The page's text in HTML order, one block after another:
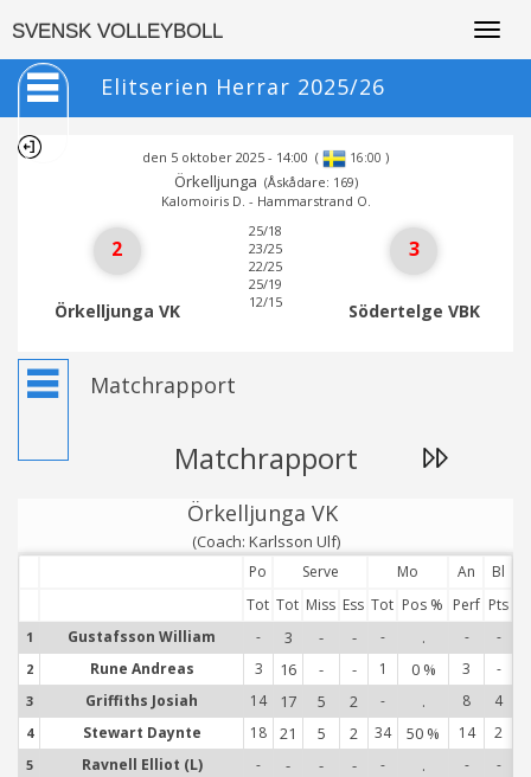
SVENSK VOLLEYBOLL
Elitserien Herrar 2025/26
den 5 oktober 2025 - 14:00 ( 16:00 )
Örkelljunga (Åskådare: 169)
Kalomoiris D. - Hammarstrand O.
2
Örkelljunga VK
25/18
23/25
22/25
25/19
12/15
3
Södertelge VBK
Matchrapport
Matchrapport
Örkelljunga VK
(Coach: Karlsson Ulf)
Po Serve Mo An
Bl
Tot Tot Miss Ess Tot Pos % Perf Pts
1 Gustafsson William - 3 - - - . - -
2 Rune Andreas 3 16 - - 1 0 % 3 -
3 Griffiths Josiah 14 17 5 2 - . 8 4
4 Stewart Daynte 18 21 5 2 34 50 % 14 2
5 Ravnell Elliot (L) - - - - - . - -